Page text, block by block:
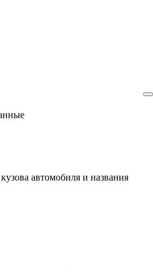
автомобиля и названия